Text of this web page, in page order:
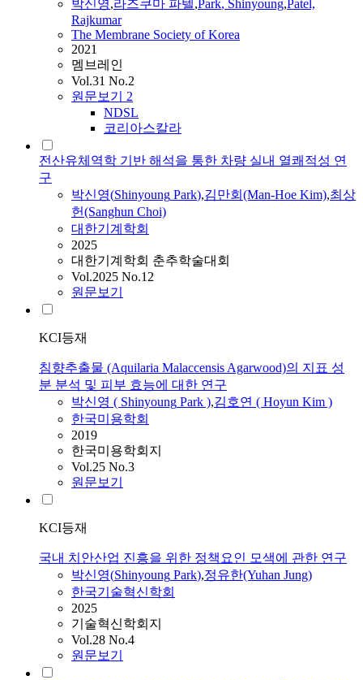
박신영,라즈쿠마 파텔,Park, Shinyoung,Patel,
Rajkumar
The Membrane Society of Korea
2021
멤브레인
Vol.31 No.2
원문보기 2
NDSL
코리아스칼라
전산유체역학 기반 해석을 통한 차량 실내 열쾌적성 연
구
박신영(Shinyoung Park),김만회(Man-Hoe Kim),최상
헌(Sanghun Choi)
대한기계학회
2025
대한기계학회 춘추학술대회
Vol.2025 No.12
원문보기
KCI등재
침향추출물 (Aquilaria Malaccensis Agarwood)의 지표 성
분 분석 및 피부 효능에 대한 연구
박신영 ( Shinyoung Park ),김호연 ( Hoyun Kim )
한국미용학회
2019
한국미용학회지
Vol.25 No.3
원문보기
KCI등재
국내 치안산업 진흥을 위한 정책요인 모색에 관한 연구
박신영(Shinyoung Park),정유한(Yuhan Jung)
한국기술혁신학회
2025
기술혁신학회지
Vol.28 No.4
원문보기